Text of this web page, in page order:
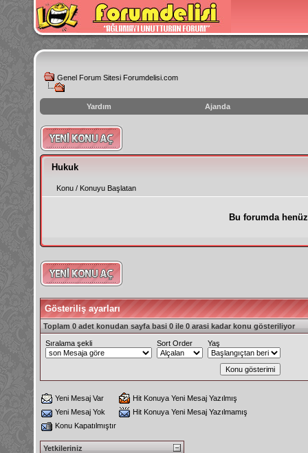
Genel Forum Sitesi Forumdelisi.com
Yardım Ajanda
instagram
izlenme
hilesi
Hukuk
Konu / Konuyu Başlatan
Bu forumda
Gösteriliş ayarları
Toplam 0 adet konudan sayfa basi 0 ile 0 arasi kadar konu gösteriliyor
Sıralama şekli Sort Order Yaş
Yeni Mesaj Var
Hit Konuya Yeni Mesaj Yazılmış
Yeni Mesaj Yok
Hit Konuya Yeni Mesaj Yazılmamış
Konu Kapatılmıştır
Yetkileriniz